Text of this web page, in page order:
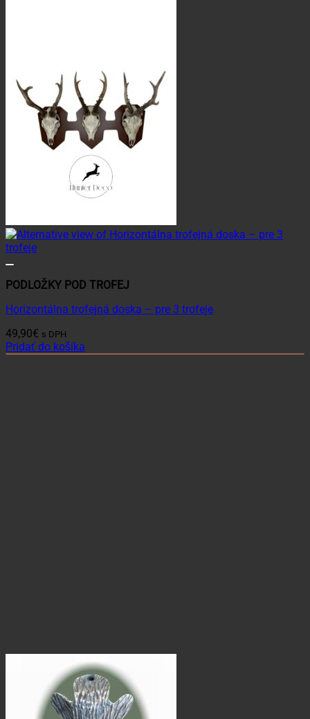
PODLOŽKY POD TROFEJ
Horizontálna trofejná doska – pre 3 trofeje
49,90€ s DPH
Pridať do košíka